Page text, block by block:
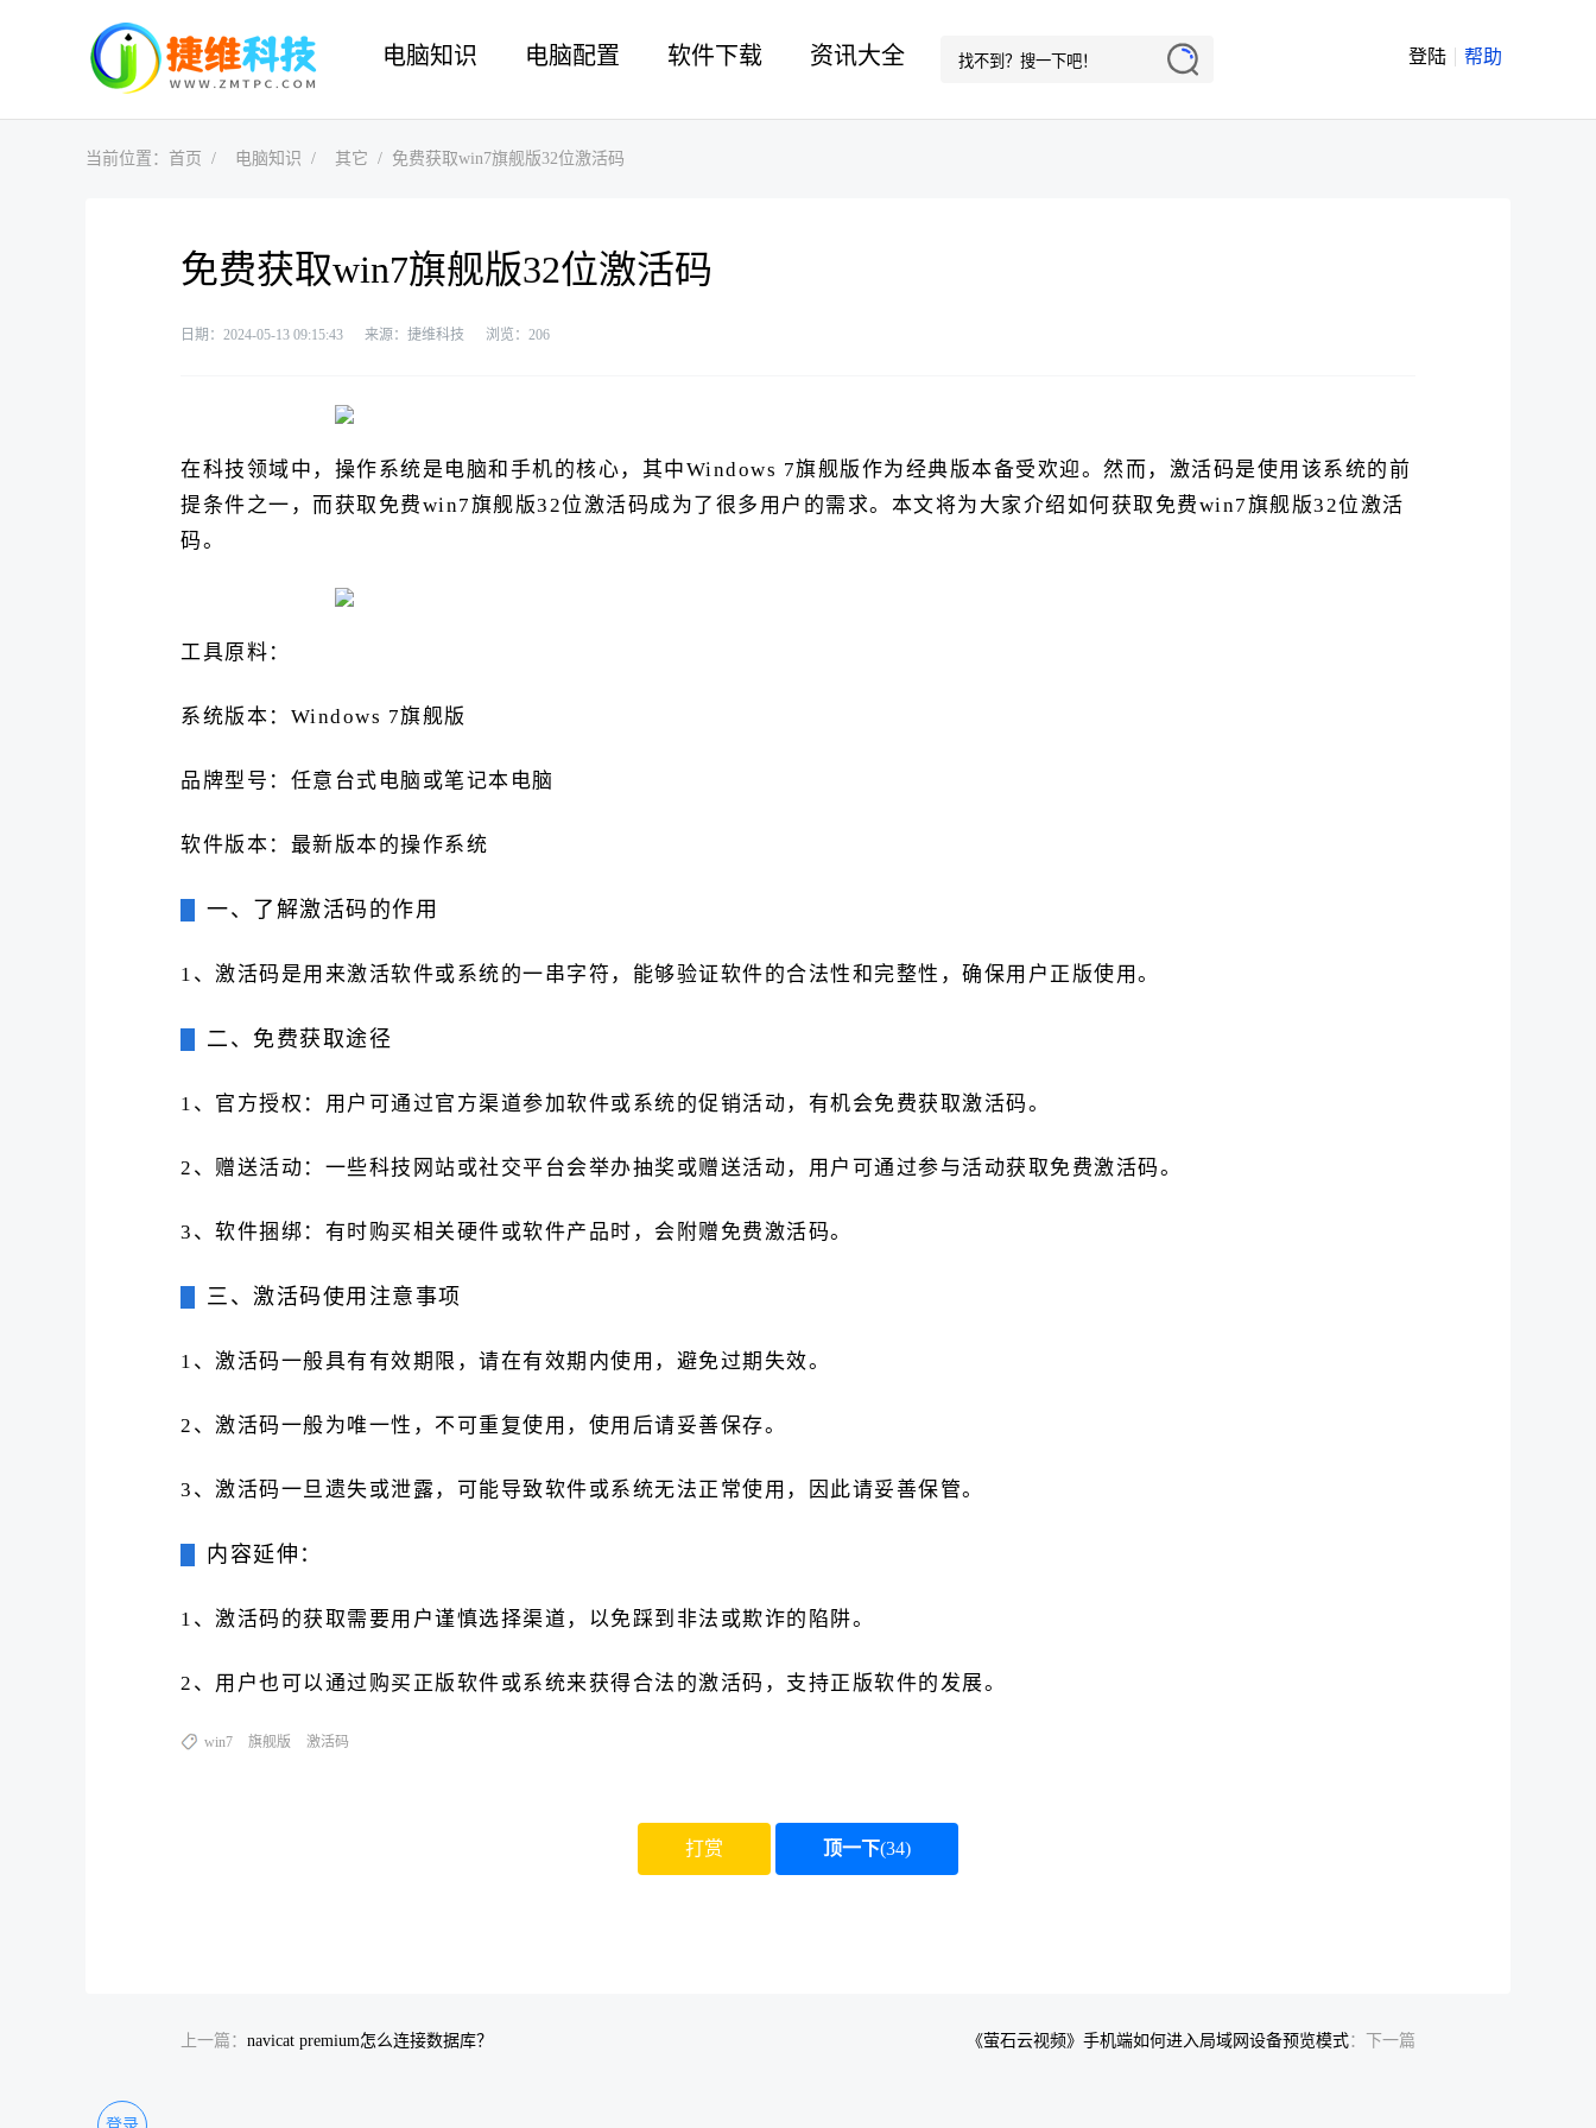
电脑知识 电脑配置 软件下载 资讯大全 登陆 帮助
当前位置： 首页 电脑知识 其它 免费获取win7旗舰版32位激活码
免费获取win7旗舰版32位激活码
日期：2024-05-13 09:15:43 来源：捷维科技 浏览： 206
在科技领域中，操作系统是电脑和手机的核心，其中Windows 7旗舰版作为经典版本备受欢迎。然而，激活码是使用该系统的前
提条件之一，而获取免费win7旗舰版32位激活码成为了很多用户的需求。本文将为大家介绍如何获取免费win7旗舰版32位激活
码。
工具原料：
系统版本：Windows 7旗舰版
品牌型号：任意台式电脑或笔记本电脑
软件版本：最新版本的操作系统
一、了解激活码的作用
1、激活码是用来激活软件或系统的一串字符，能够验证软件的合法性和完整性，确保用户正版使用。
二、免费获取途径
1、官方授权：用户可通过官方渠道参加软件或系统的促销活动，有机会免费获取激活码。
2、赠送活动：一些科技网站或社交平台会举办抽奖或赠送活动，用户可通过参与活动获取免费激活码。
3、软件捆绑：有时购买相关硬件或软件产品时，会附赠免费激活码。
三、激活码使用注意事项
1、激活码一般具有有效期限，请在有效期内使用，避免过期失效。
2、激活码一般为唯一性，不可重复使用，使用后请妥善保存。
3、激活码一旦遗失或泄露，可能导致软件或系统无法正常使用，因此请妥善保管。
内容延伸：
1、激活码的获取需要用户谨慎选择渠道，以免踩到非法或欺诈的陷阱。
2、用户也可以通过购买正版软件或系统来获得合法的激活码，支持正版软件的发展。
win7 旗舰版 激活码
打赏 顶一下(34)
上一篇： navicat premium怎么连接数据库？ 《萤石云视频》手机端如何进入局域网设备预览模式：下一篇